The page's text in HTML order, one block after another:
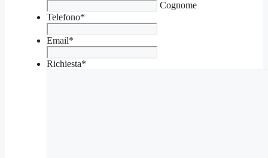
Cognome
Telefono*
Email*
Richiesta*